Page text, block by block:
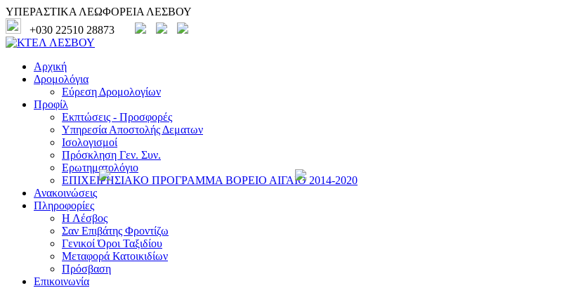
ΥΠΕΡΑΣΤΙΚΑ ΛΕΩΦΟΡΕΙΑ ΛΕΣΒΟΥ
+030 22510 28873
Αρχική
Δρομολόγια
Εύρεση Δρομολογίων
Προφίλ
Εκπτώσεις - Προσφορές
Υπηρεσία Αποστολής Δεματων
Ισολογισμοί
Πρόσκληση Γεν. Συν.
Ερωτηματολόγιο
ΕΠΙΧΕΙΡΗΣΙΑΚΟ ΠΡΟΓΡΑΜΜΑ ΒΟΡΕΙΟ ΑΙΓΑΙΟ 2014-2020
Ανακοινώσεις
Πληροφορίες
Η Λέσβος
Σαν Επιβάτης Φροντίζω
Γενικοί Όροι Ταξιδίου
Μεταφορά Κατοικιδίων
Πρόσβαση
Επικοινωνία